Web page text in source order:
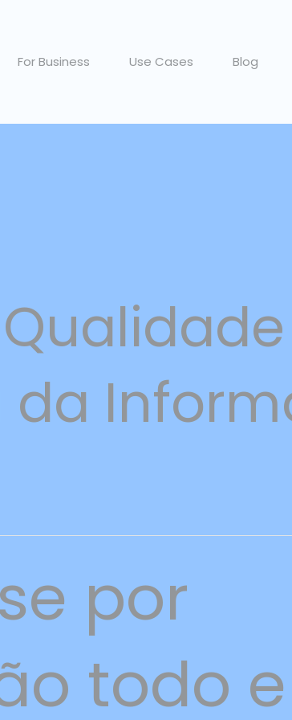
For Business Use Cases Blog
da
por
todo e